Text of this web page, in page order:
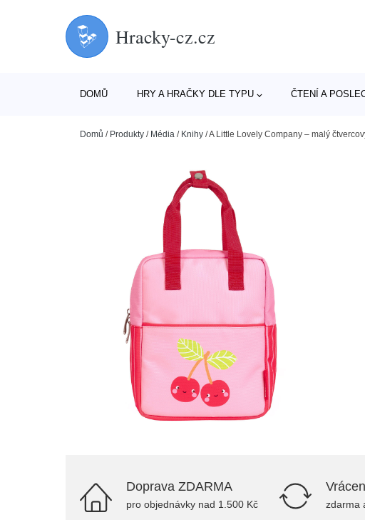
Hracky-cz.cz
DOMŮ HRY A HRAČKY DLE TYPU ČTENÍ A
Domů / Produkty / Média / Knihy /A Little Lovely Company – malý
Doprava ZDARMA
pro objednávky nad 1.500 Kč zdarma